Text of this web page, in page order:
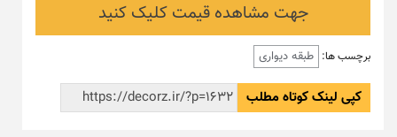
جهت مشاهده قیمت کلیک کنید
برچسب ها: طبقه دیواری
کپی لینک کوتاه مطلب